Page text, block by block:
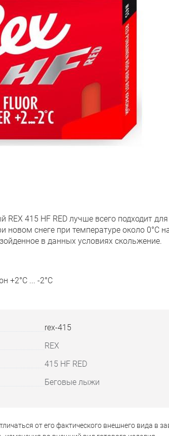
415 HF RED лучше всего подходит
новом снеге при температуре около 0°C
в данных условиях скольжение.
+2°C ... -2°C
rex-415
REX
415 HF RED
Беговые лыжи
от его фактического внешнего вида в